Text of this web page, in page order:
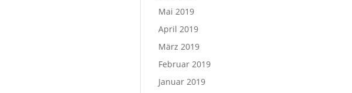
Mai 2019
April 2019
März 2019
Februar 2019
Januar 2019